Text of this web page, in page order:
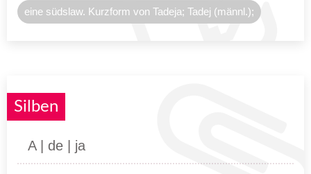
eine südslaw. Kurzform von Tadeja; Tadej (männl.);
Silben
A | de | ja